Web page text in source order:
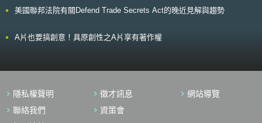
1,750億個參數，約會消耗1,287兆瓦/時的電力，並排放552噸二氧化碳。亦
的黑盒子可能發展出超乎開發人員或使用者想像的隱藏功能，此發展將會對
資料在訓練時未受監督，而帶有真實世界既存的刻板印象（如語言、種族、
見。 四、智慧財產權疑慮 生成式AI進行模型訓練時，需仰賴大量網路資料
發取得資料未經同意或違反授權條款之疑慮，導致生成的內容存在侵權風
威脅法適用於專利權、商標權及設計權，使智慧財產權法複雜之規範更趨明
美國聯邦法院有關Defend Trade Secrets Act的晚近見解與趨勢
A片也要搞創意！具原創性之A片享有著作權
隱私權聲明 徵才訊息
網站導覽
聯絡我們
資策會